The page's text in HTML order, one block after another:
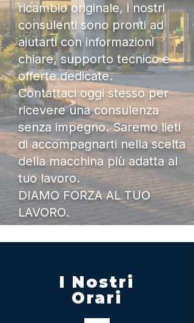
ricambio originale, i nostri
consulenti sono pronti ad
aiutarti con informazioni
chiare, supporto tecnico e
offerte dedicate.
Contattaci oggi stesso per
ricevere una consulenza
senza impegno. Saremo lieti
di accompagnarti nella scelta
della macchina più adatta al
tuo lavoro.
DIAMO FORZA AL TUO
LAVORO.
I Nostri
Orari